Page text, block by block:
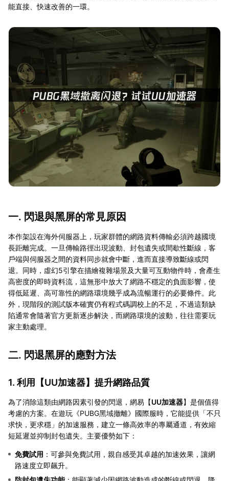
能直接、快速改善的一環。
一. 閃退與黑屏的常見原因
本作架設在海外伺服器上，玩家群體的網路資料傳輸必須跨越國境
長距離完成。一旦傳輸路徑出現波動、封包遺失或間歇性斷線，客
戶端與伺服器之間的資料同步就會中斷，進而直接導致斷線或閃
退。同時，虛幻5引擎在描繪複雜場景及大量可互動物件時，會產生
高密度的即時資料流，這無形中放大了網路不穩定的負面影響，使
得低延遲、高可靠性的網路環境幾乎成為流暢運行的必要條件。此
外，現階段的測試版本確實仍有程式碼調校上的不足，不過這類缺
陷通常會隨著官方更新逐步解決，而網路環境的波動，往往需要玩
家主動處理。
二. 閃退黑屏的應對方法
1. 利用【UU加速器】提升網路品質
為了消除這類由網路因素引發的閃退，網易【UU加速器】是個值得
考慮的方案。在遊玩《PUBG黑域撤離》國際服時，它能提供「不只
求快，更求穩」的加速服務，建立一條高效率的專屬通道，有效縮
短延遲並抑制封包遺失。主要優勢如下：
免費試用 ：可參與免費試用，親自感受其卓越的加速效果，讓網
路速度立即飆升。